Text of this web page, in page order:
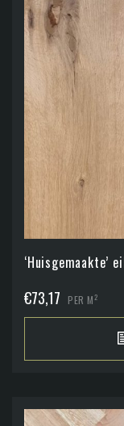
‘Huisgemaakte’
€73,17 PER M2